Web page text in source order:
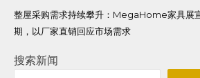
整屋采购需求持续攀升：MegaHome家具展
期，以厂家直销回应市场需求
搜索新闻